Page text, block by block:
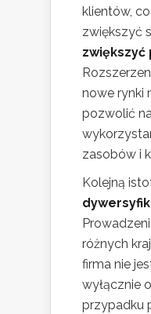
klientów,
zwiększyć
nowe rynki
pozwolić
zasobów i
Kolejną
różnych
firma nie
wyłącznie
przypadku